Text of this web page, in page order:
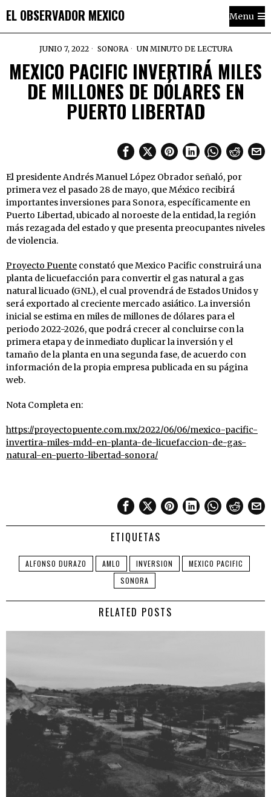
EL OBSERVADOR MEXICO Menu
JUNIO 7, 2022 SONORA UN MINUTO DE LECTURA
MEXICO PACIFIC INVERTIRÁ MILES
DE MILLONES DE DÓLARES EN
PUERTO LIBERTAD
El presidente Andrés Manuel López Obrador señaló, por
primera vez el pasado 28 de mayo, que México recibirá
importantes inversiones para Sonora, específicamente en
Puerto Libertad, ubicado al noroeste de la entidad, la región
más rezagada del estado y que presenta preocupantes niveles
de violencia.
Proyecto Puente constató que Mexico Pacific construirá una
planta de licuefacción para convertir el gas natural a gas
natural licuado (GNL), el cual provendrá de Estados Unidos y
será exportado al creciente mercado asiático. La inversión
inicial se estima en miles de millones de dólares para el
periodo 2022-2026, que podrá crecer al concluirse con la
primera etapa y de inmediato duplicar la inversión y el
tamaño de la planta en una segunda fase, de acuerdo con
información de la propia empresa publicada en su página
web.
Nota Completa en:
https://proyectopuente.com.mx/2022/06/06/mexico-pacific-
invertira-miles-mdd-en-planta-de-licuefaccion-de-gas-
natural-en-puerto-libertad-sonora/
ETIQUETAS
ALFONSO DURAZO AMLO INVERSION
MEXICO PACIFIC
SONORA
RELATED POSTS